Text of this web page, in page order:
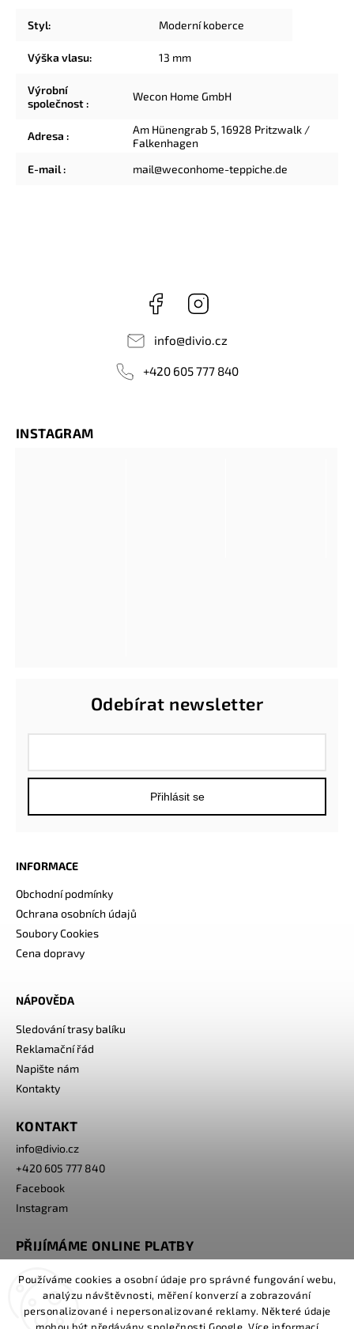
Používáme cookies a osobní údaje pro správné fungování webu,
analýzu návštěvnosti, měření konverzí a zobrazování
personalizované i nepersonalizované reklamy. Některé údaje
Styl: Moderní koberce
Výška vlasu: 13 mm
Výrobní
společnost:
Wecon Home GmbH
Adresa :
Am Hünengrab 5, 16928 Pritzwalk /
Falkenhagen
E-mail: mail@weconhome-teppiche.de
Facebook
info@divio.cz
+420 605 777 840
INFORMACE
Obchodní podmínky
Ochrana osobních údajů
Soubory Cookies
Cena dopravy
NÁPOVĚDA
Sledování trasy balíku
Reklamační řád
Napište nám
Kontakty
INSTAGRAM
Odebírat newsletter
Přihlásit se
KONTAKT
info@divio.cz
+420 605 777 840
Facebook
Instagram
PŘIJÍMÁME ONLINE PLATBY